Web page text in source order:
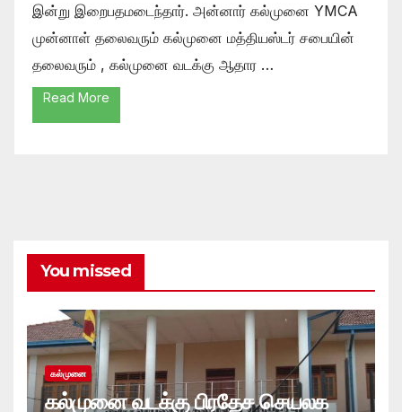
இன்று இறைபதமடைந்தார். அன்னார் கல்முனை YMCA
முன்னாள் தலைவரும் கல்முனை மத்தியஸ்டர் சபையின்
தலைவரும் , கல்முனை வடக்கு ஆதார …
Read More
You missed
கல்முனை
கல்முனை வடக்கு பிரதேச செயலக